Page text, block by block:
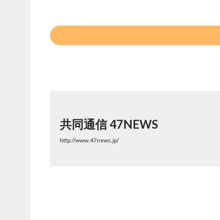
共同通信 47NEWS
http://www.47news.jp/